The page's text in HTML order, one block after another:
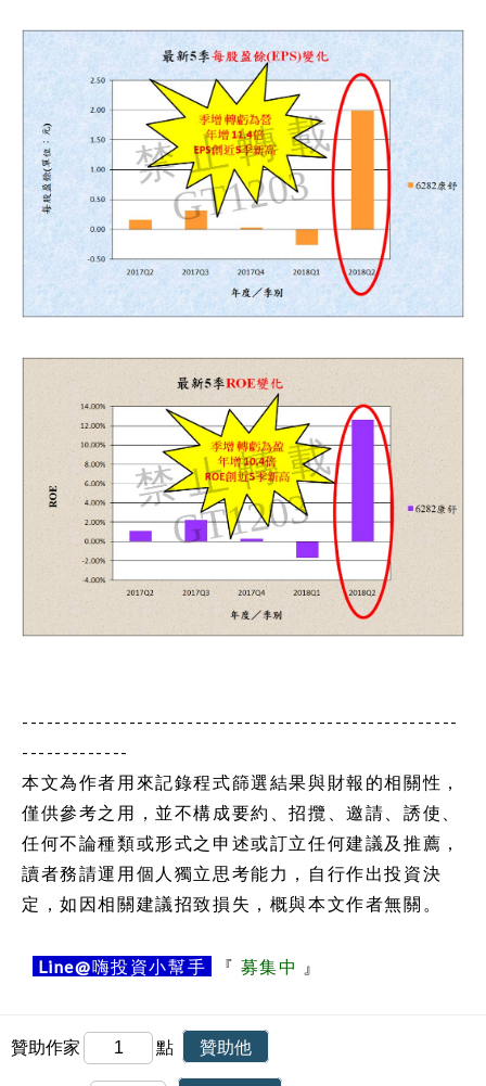
-----------------------------------------------------
-------------
本文為作者用來記錄程式篩選結果與財報的相關性，
僅供參考之用，並不構成要約、招攬、邀請、誘使、
任何不論種類或形式之申述或訂立任何建議及推薦，
讀者務請運用個人獨立思考能力，自行作出投資決
定，如因相關建議招致損失，概與本文作者無關。
Line@嗨投資小幫手 『 募集中 』
贊助作家 點 贊助他